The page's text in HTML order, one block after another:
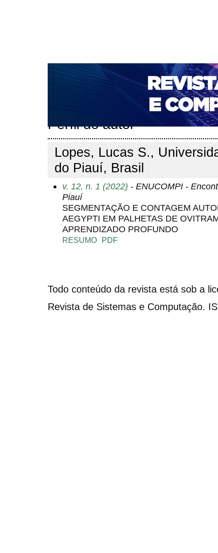
CAPA SOBRE ACESSO CADASTRO
NOTÍCIAS
PORTAL DE REVISTAS DA UNIFACS
PARA AVALIADORES
NOVA SUBMISSÃO
Perfil do autor
Lopes, Lucas S.,
do Piauí, Brasil
v. 12, n. 1 (2022) - ENUCOMPI -
Piauí
SEGMENTAÇÃO E CONTAGEM
AEGYPTI EM PALHETAS DE
APRENDIZADO PROFUNDO
RESUMO PDF
Todo conteúdo da revista está sob a
Revista de Sistemas e Computação.